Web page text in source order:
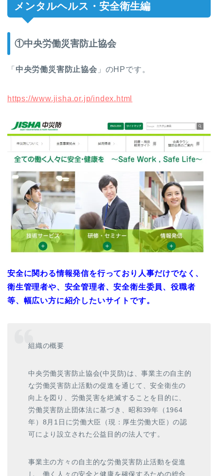
メンタルヘルス・安全衛生編
①中央労働災害防止協会
「 中央労働災害防止協会 」のHPです。
https://www.jisha.or.jp/index.html
安全に関わる情報発信を行っており人事だけでなく、
衛生管理者や、安全管理者、安全衛生委員、役職者
等、幅広い方に紹介したいサイトです。
組織の概要
中央労働災害防止協会(中災防)は、事業主の自主的
な労働災害防止活動の促進を通じて、安全衛生の
向上を図り、労働災害を絶滅することを目的に、
労働災害防止団体法に基づき、昭和39年（1964
年）8月1日に労働大臣（現：厚生労働大臣）の認
可により設立された公益目的の法人です。
事業主の方々の自主的な労働災害防止活動を促進
し、働く人々の安全と健康を確保するための総合